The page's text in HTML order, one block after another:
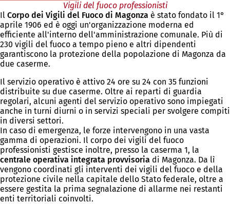
Vigili del fuoco professionisti
Il Corpo dei Vigili del Fuoco di Magonza è stato fondato il 1°
aprile 1906 ed è oggi un'organizzazione moderna ed
efficiente all'interno dell'amministrazione comunale. Più di
230 vigili del fuoco a tempo pieno e altri dipendenti
garantiscono la protezione della popolazione di Magonza da
due caserme.
Il servizio operativo è attivo 24 ore su 24 con 35 funzioni
distribuite su due caserme. Oltre ai reparti di guardia
regolari, alcuni agenti del servizio operativo sono impiegati
anche in turni diurni o in servizi speciali per svolgere compiti
in diversi settori.
In caso di emergenza, le forze intervengono in una vasta
gamma di operazioni. Il corpo dei vigili del fuoco
professionisti gestisce inoltre, presso la caserma 1, la
centrale operativa integrata provvisoria di Magonza. Da lì
vengono coordinati gli interventi dei vigili del fuoco e della
protezione civile nella capitale dello Stato federale, oltre a
essere gestita la prima segnalazione di allarme nei restanti
enti territoriali coinvolti.